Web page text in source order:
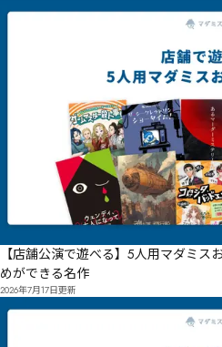
【店舗公演で遊べる】5人用マダミ
めができる名作
2026年7月17日更新